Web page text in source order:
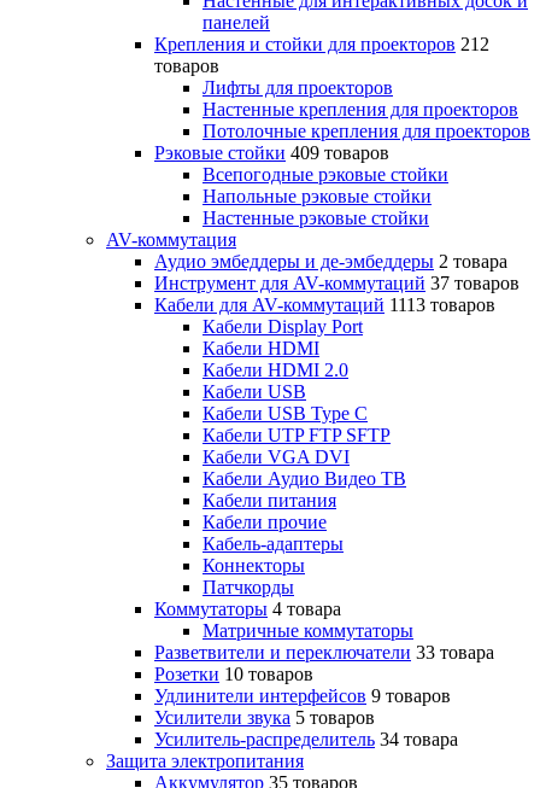
панелей
Крепления и стойки для проекторов 212
товаров
Лифты для проекторов
Настенные крепления для проекторов
Потолочные крепления для проекторов
Рэковые стойки 409 товаров
Всепогодные рэковые стойки
Напольные рэковые стойки
Настенные рэковые стойки
AV-коммутация
Аудио эмбеддеры и де-эмбеддеры 2 товара
Инструмент для AV-коммутаций 37 товаров
Кабели для AV-коммутаций 1113 товаров
Кабели Display Port
Кабели HDMI
Кабели HDMI 2.0
Кабели USB
Кабели USB Type C
Кабели UTP FTP SFTP
Кабели VGA DVI
Кабели Аудио Видео ТВ
Кабели питания
Кабели прочие
Кабель-адаптеры
Коннекторы
Патчкорды
Коммутаторы 4 товара
Матричные коммутаторы
Разветвители и переключатели 33 товара
Розетки 10 товаров
Удлинители интерфейсов 9 товаров
Усилители звука 5 товаров
Усилитель-распределитель 34 товара
Защита электропитания
Аккумулятор 35 товаров